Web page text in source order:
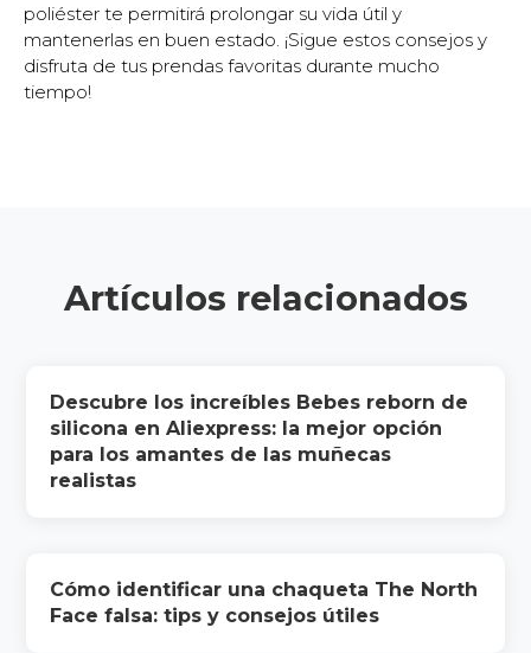
poliéster te permitirá prolongar su vida útil y
mantenerlas en buen estado. ¡Sigue estos consejos y
disfruta de tus prendas favoritas durante mucho
tiempo!
Artículos relacionados
Descubre los increíbles Bebes reborn de
silicona en Aliexpress: la mejor opción
para los amantes de las muñecas
realistas
Cómo identificar una chaqueta The North
Face falsa: tips y consejos útiles